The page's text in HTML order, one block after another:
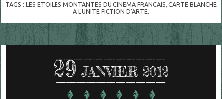
TAGS : LES ETOILES MONTANTES DU CINEMA FRANCAIS, CARTE BLANCHE
A L'UNITE FICTION D'ARTE.
29 JANVIER 2012